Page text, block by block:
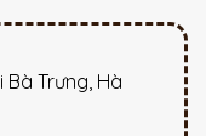
Bà Trưng, Hà